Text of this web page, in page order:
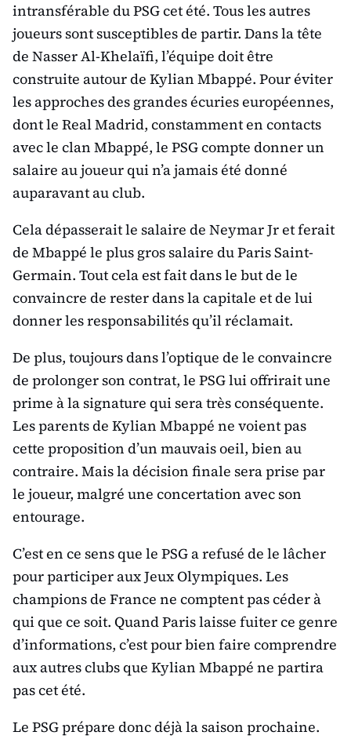
intransférable du PSG cet été. Tous les autres
joueurs sont susceptibles de partir. Dans la tête
de Nasser Al-Khelaïfi, l’équipe doit être
construite autour de Kylian Mbappé. Pour éviter
les approches des grandes écuries européennes,
dont le Real Madrid, constamment en contacts
avec le clan Mbappé, le PSG compte donner un
salaire au joueur qui n’a jamais été donné
auparavant au club.
Cela dépasserait le salaire de Neymar Jr et ferait
de Mbappé le plus gros salaire du Paris Saint-
Germain. Tout cela est fait dans le but de le
convaincre de rester dans la capitale et de lui
donner les responsabilités qu’il réclamait.
De plus, toujours dans l’optique de le convaincre
de prolonger son contrat, le PSG lui offrirait une
prime à la signature qui sera très conséquente.
Les parents de Kylian Mbappé ne voient pas
cette proposition d’un mauvais oeil, bien au
contraire. Mais la décision finale sera prise par
le joueur, malgré une concertation avec son
entourage.
C’est en ce sens que le PSG a refusé de le lâcher
pour participer aux Jeux Olympiques. Les
champions de France ne comptent pas céder à
qui que ce soit. Quand Paris laisse fuiter ce genre
d’informations, c’est pour bien faire comprendre
aux autres clubs que Kylian Mbappé ne partira
pas cet été.
Le PSG prépare donc déjà la saison prochaine.